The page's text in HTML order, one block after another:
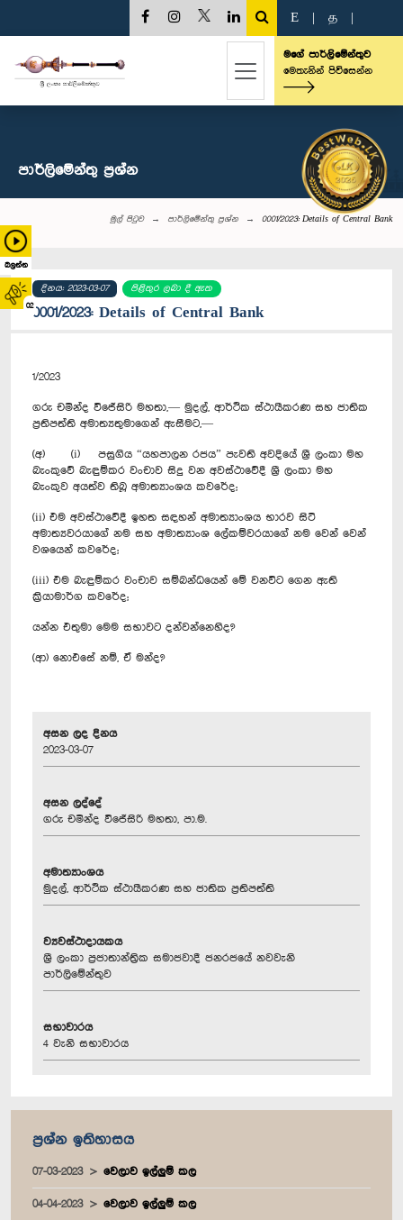
බලන්න
02
E த
මගේ පාර්ලිමේන්තුව
මෙතැනින් පිවිසෙන්න
පාර්ලි‌මේන්තු‌ ප්‍රශ්න
මුල් පිටුව පාර්ලි‌මේන්තු‌ ප්‍රශ්න 0001/2023: Details of Central Bank
දිනය: 2023-03-07 පිළිතුර ලබා දී ඇත
0001/2023: Details of Central Bank
1/2023
ගරු චමින්ද විජේසිරි මහතා,— මුදල්, ආර්ථික ස්ථායීකරණ සහ ජාතික
ප්‍රතිපත්ති අමාත්‍යතුමාගෙන් ඇසීමට,—
(අ) (i) පසුගිය “යහපාලන රජය” පැවති අවදියේ ශ්‍රී ලංකා මහ
බැංකුවේ බැඳුම්කර වංචාව සිදු වන අවස්ථාවේදී ශ්‍රී ලංකා මහ
බැංකුව අයත්ව තිබූ අමාත්‍යාංශය කවරේද;
(ii) එම අවස්ථාවේදී ඉහත සඳහන් අමාත්‍යාංශය භාරව සිටි
අමාත්‍යවරයාගේ නම සහ අමාත්‍යාංශ ලේකම්වරයාගේ නම වෙන් වෙන්
වශයෙන් කවරේද;
(iii) එම බැඳුම්කර වංචාව සම්බන්ධයෙන් මේ වනවිට ගෙන ඇති
ක්‍රියාමාර්ග කවරේද;
යන්න එතුමා මෙම සභාවට දන්වන්නෙහිද?
(ආ) නොඑසේ නම්, ඒ මන්ද?
අසන ලද දිනය
2023-03-07
අසන ලද්දේ
ගරු චමින්ද වි‍ජේසිරි මහතා, පා.ම.
අමාත්‍යාංශය
මුදල්, ආර්ථික ස්ථායීකරණ සහ ජාතික ප්‍රතිපත්ති
ව්‍යවස්ථාදායකය
ශ්‍රී ලංකා ප්‍රජාතාන්ත්‍රික සමාජවාදී ජනරජයේ නවවැනි
පාර්ලිමේන්තුව
සභාවාරය
4 වැනි සභාවාරය
ප්‍රශ්න ඉතිහාසය
07-03-2023 වෙලාව ඉල්ලුම් කල
04-04-2023 වෙලාව ඉල්ලුම් කල